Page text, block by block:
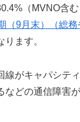
（MVNO含
（9月末）（総務
ます。
線がキャパシテ
などの通信障害